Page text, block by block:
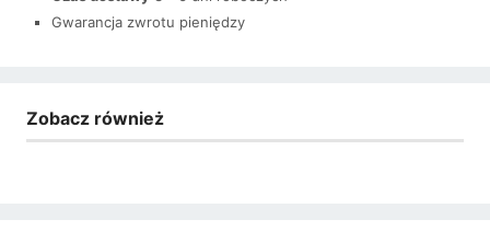
Gwarancja zwrotu pieniędzy
Zobacz również